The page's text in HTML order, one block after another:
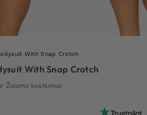
With Snap Crotch
With Snap Crotch
Žaismo kostiumai